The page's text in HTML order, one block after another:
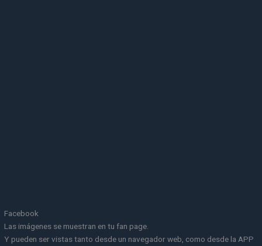
Facebook
Las imágenes se muestran en tu fan page.
Y pueden ser vistas tanto desde un navegador web, como desde la APP